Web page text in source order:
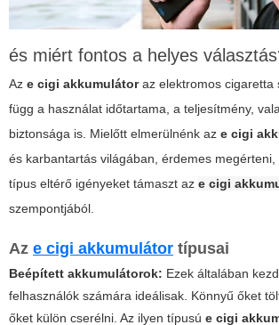
és miért fontos a helyes
Az e cigi akkumulátoraz elektromos cigaretta
függ a használat időtartama, a teljesítmény,
biztonsága is. Mielőtt elmerülnénk az e cigi
és karbantartás világában, érdemes
típus eltérő igényeket támaszt az e cigi
szempontjából.
Az e cigi akkumulátor típusai
Beépített akkumulátorok: Ezek általában
felhasználók számára ideálisak. Könnyű őket
őket külön cserélni. Az ilyen típusú e cigi